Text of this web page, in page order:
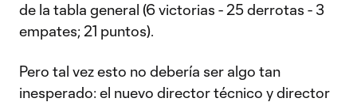
de la tabla general (6 victorias - 25 derrotas - 3
empates; 21 puntos).
Pero tal vez esto no debería ser algo tan
inesperado: el nuevo director técnico y director